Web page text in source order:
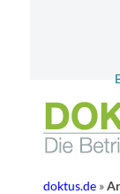
doktus.de»